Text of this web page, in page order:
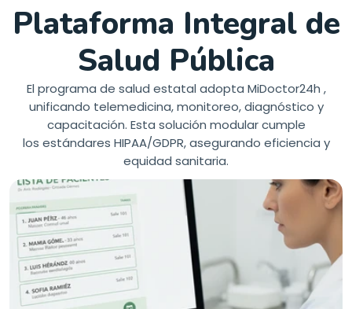
Plataforma Integral de
Salud Pública
El programa de salud estatal adopta MiDoctor24h ,
unificando telemedicina, monitoreo, diagnóstico y
capacitación. Esta solución modular cumple
los estándares HIPAA/GDPR, asegurando eficiencia y
equidad sanitaria.